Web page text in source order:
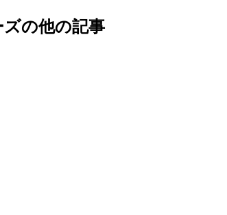
の他の記事